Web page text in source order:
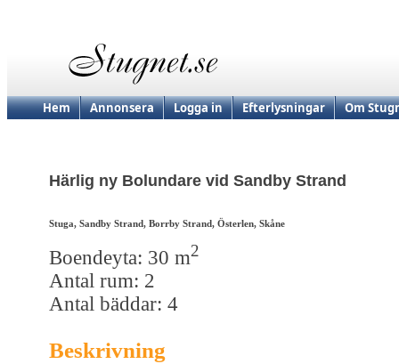
Hem Annonsera Logga in Efterlysningar Om
Härlig ny Bolundare vid Sandby Strand
Stuga, Sandby Strand, Borrby Strand, Österlen, Skåne
Boendeyta: 30 m2
Antal rum: 2
Antal bäddar: 4
Beskrivning